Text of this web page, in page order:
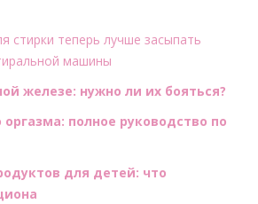
стирки теперь лучше засыпать
машины
железе: нужно ли их бояться?
полное руководство по
для детей: что